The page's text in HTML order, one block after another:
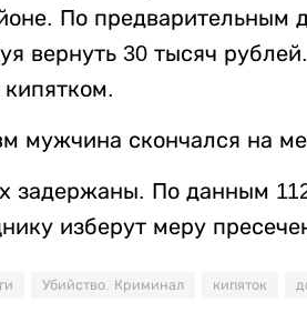
По
вернуть 30 тысяч
мужчина скончался на
задержаны. По данным
изберут меру
Убийство. Криминал кипяток